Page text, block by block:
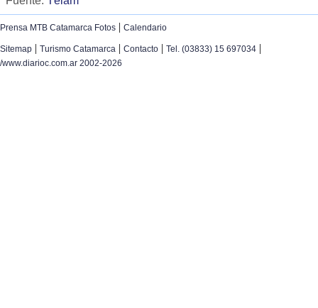
Prensa MTB Catamarca Fotos | Calendario
Sitemap | Turismo Catamarca | Contacto | Tel. (03833) 15 697034 |
/www.diarioc.com.ar 2002-2026